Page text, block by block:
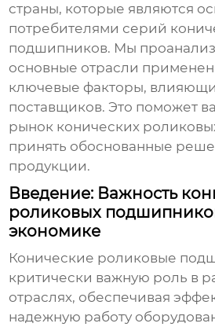
страны, которые являются
потребителями серий
подшипников. Мы
основные отрасли
ключевые факторы,
поставщиков. Это поможет
рынок конических
принять обоснованные
продукции.
Введение: Важность
роликовых
экономике
Конические роликовые
критически важную роль в
отраслях, обеспечивая
надежную работу